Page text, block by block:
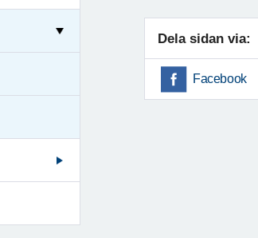
Dela sidan via:
Facebook